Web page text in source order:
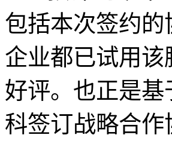
包括本次签约
企业都已试用该
好评。也正是
科签订战略合